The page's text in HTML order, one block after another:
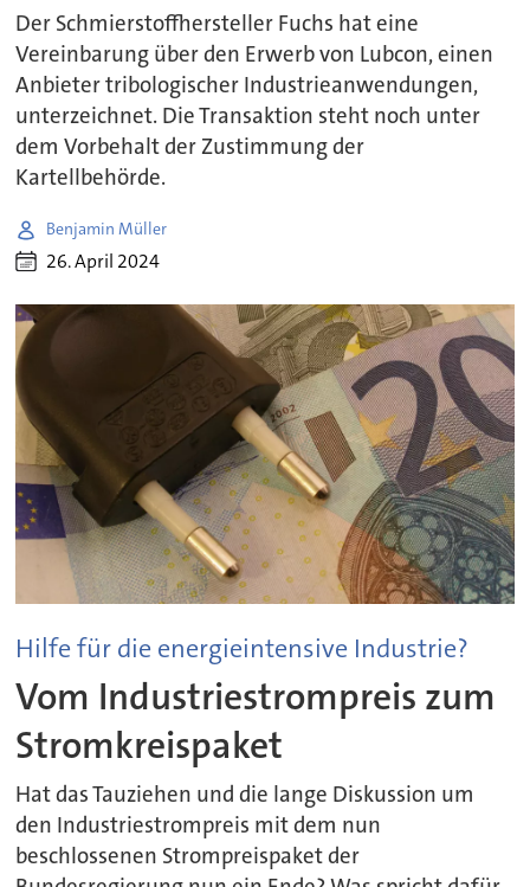
Der Schmierstoffhersteller Fuchs hat eine
Vereinbarung über den Erwerb von Lubcon, einen
Anbieter tribologischer Industrieanwendungen,
unterzeichnet. Die Transaktion steht noch unter
dem Vorbehalt der Zustimmung der
Kartellbehörde.
Benjamin Müller
26. April 2024
Hilfe für die energieintensive Industrie?
Vom Industriestrompreis zum
Stromkreispaket
Hat das Tauziehen und die lange Diskussion um
den Industriestrompreis mit dem nun
beschlossenen Strompreispaket der